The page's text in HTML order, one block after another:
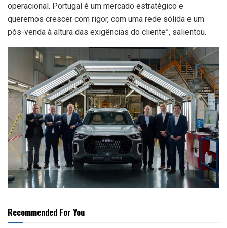
operacional. Portugal é um mercado estratégico e
queremos crescer com rigor, com uma rede sólida e um
pós-venda à altura das exigências do cliente”, salientou.
Recommended For You